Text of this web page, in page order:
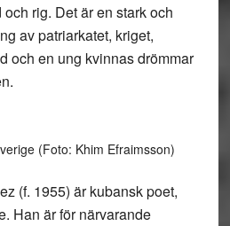
rig. Det är en stark och
av patriarkatet, kriget,
och en ung kvinnas drömmar
(Foto: Khim Efraimsson)
(f. 1955) är kubansk poet,
Han är för närvarande